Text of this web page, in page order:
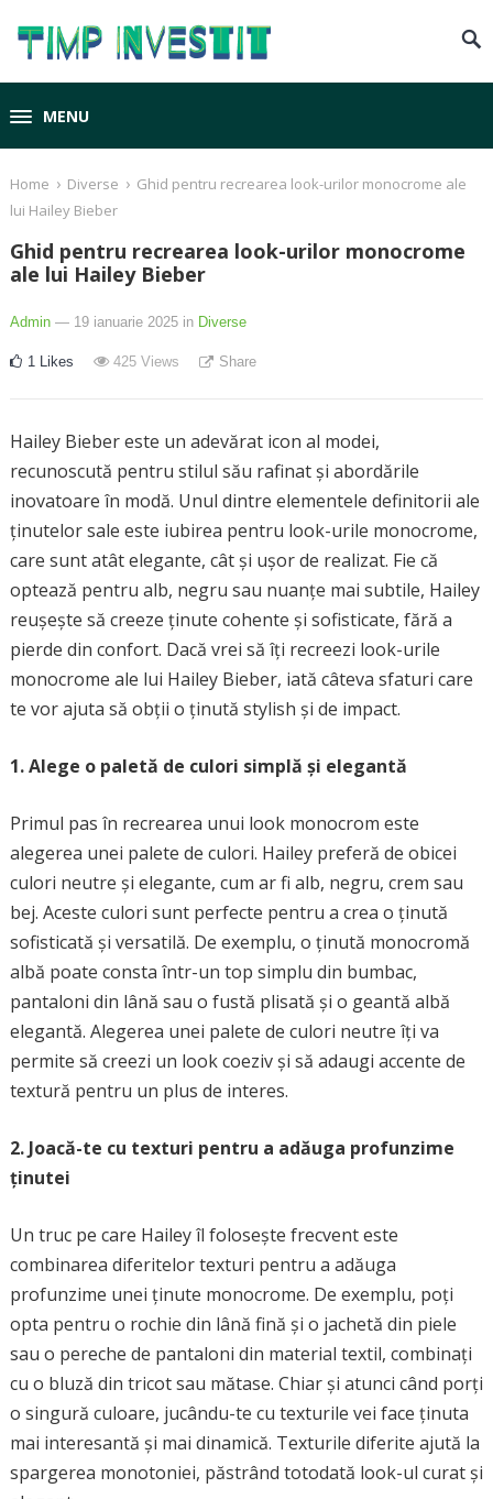
MENU
Home › Diverse › Ghid pentru recrearea look-urilor monocrome ale
lui Hailey Bieber
Ghid pentru recrearea look-urilor monocrome
ale lui Hailey Bieber
Admin — 19 ianuarie 2025 in Diverse
1 Likes 425Views Share
Hailey Bieber este un adevărat icon al modei,
recunoscută pentru stilul său rafinat și abordările
inovatoare în modă. Unul dintre elementele definitorii ale
ținutelor sale este iubirea pentru look-urile monocrome,
care sunt atât elegante, cât și ușor de realizat. Fie că
optează pentru alb, negru sau nuanțe mai subtile, Hailey
reușește să creeze ținute cohente și sofisticate, fără a
pierde din confort. Dacă vrei să îți recreezi look-urile
monocrome ale lui Hailey Bieber, iată câteva sfaturi care
te vor ajuta să obții o ținută stylish și de impact.
1. Alege o paletă de culori simplă și elegantă
Primul pas în recrearea unui look monocrom este
alegerea unei palete de culori. Hailey preferă de obicei
culori neutre și elegante, cum ar fi alb, negru, crem sau
bej. Aceste culori sunt perfecte pentru a crea o ținută
sofisticată și versatilă. De exemplu, o ținută monocromă
albă poate consta într-un top simplu din bumbac,
pantaloni din lână sau o fustă plisată și o geantă albă
elegantă. Alegerea unei palete de culori neutre îți va
permite să creezi un look coeziv și să adaugi accente de
textură pentru un plus de interes.
2. Joacă-te cu texturi pentru a adăuga profunzime
ținutei
Un truc pe care Hailey îl folosește frecvent este
combinarea diferitelor texturi pentru a adăuga
profunzime unei ținute monocrome. De exemplu, poți
opta pentru o rochie din lână fină și o jachetă din piele
sau o pereche de pantaloni din material textil, combinați
cu o bluză din tricot sau mătase. Chiar și atunci când porți
o singură culoare, jucându-te cu texturile vei face ținuta
mai interesantă și mai dinamică. Texturile diferite ajută la
spargerea monotoniei, păstrând totodată look-ul curat și